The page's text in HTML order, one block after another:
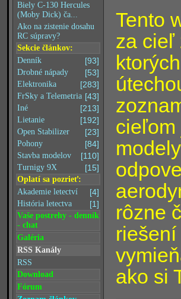
Biely C-130 Hercules
(Moby Dick) ča...
Ako na zistenie dosahu
RC súpravy?
Sekcie článkov:
[93]
Denník
[53]
Drobné nápady
[283]
Elektronika
[43]
FrSky a Telemetria
[213]
Iné
[192]
Lietanie
[23]
Open Stabilizer
[84]
Pohony
[110]
Stavba modelov
[15]
Turnigy 9X
Oplatí sa pozrieť:
[4]
Akademie letectví
[1]
História letectva
Vaše postrehy - denník
- chat
Galéria
RSS Kanály
RSS
Download
Fórum
Tento
za cieľ
cieľom
rôzne
ako si